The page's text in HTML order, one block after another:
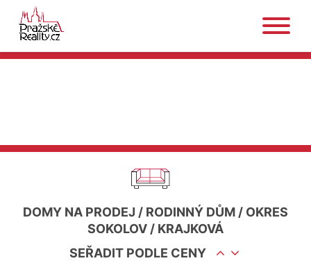
DOMY NA PRODEJ / RODINNÝ DŮM / OKRES
SOKOLOV / KRAJKOVÁ
SEŘADIT PODLE CENY